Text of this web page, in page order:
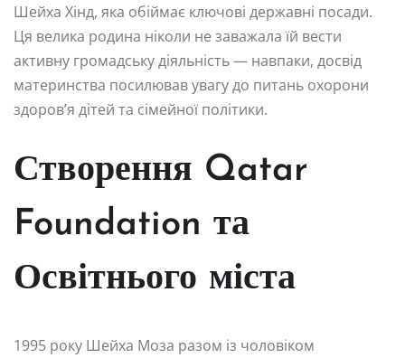
Шейха Хінд, яка обіймає ключові державні посади.
Ця велика родина ніколи не заважала їй вести
активну громадську діяльність — навпаки, досвід
материнства посилював увагу до питань охорони
здоров’я дітей та сімейної політики.
Створення Qatar
Foundation та
Освітнього міста
1995 року Шейха Моза разом із чоловіком